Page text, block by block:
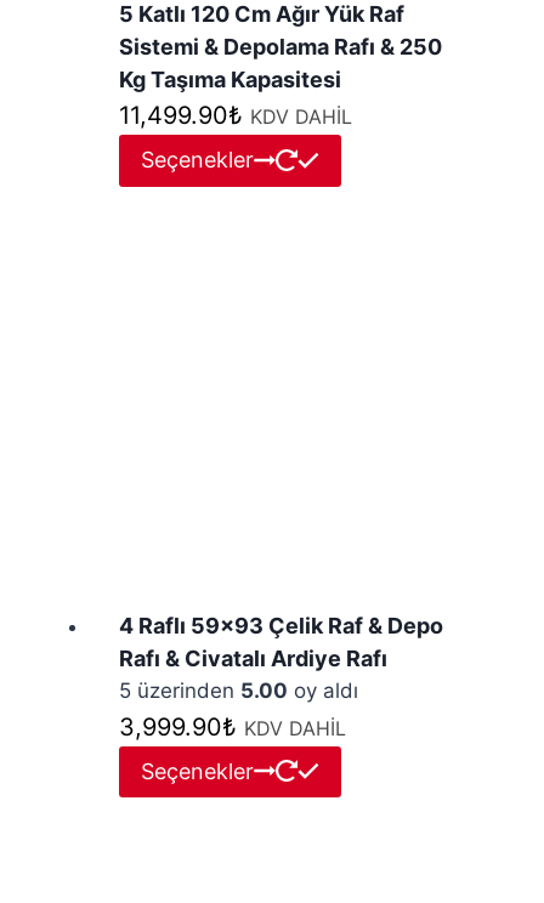
5 Katlı 120 Cm Ağır Yük Raf
Sistemi & Depolama Rafı & 250
Kg Taşıma Kapasitesi
11,499.90₺ KDV DAHİL
Seçenekler
ürünün
4 Raflı 59×93 Çelik Raf & Depo
Rafı & Civatalı Ardiye Rafı
5 üzerinden 5.00 oy aldı
3,999.90₺ KDV DAHİL
Seçenekler
ürünün